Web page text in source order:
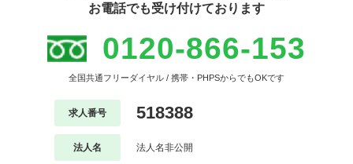
お電話でも受け付けております
0120-866-153
全国共通フリーダイヤル / 携帯・PHPSからでもOKです
求人番号 518388
法人名 法人名非公開